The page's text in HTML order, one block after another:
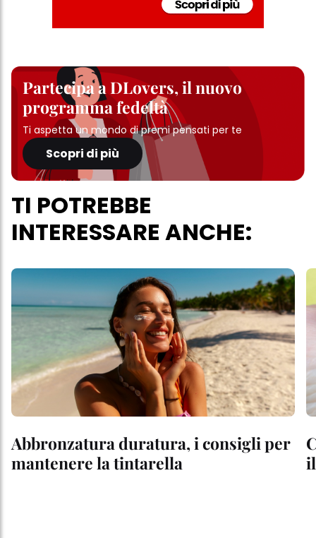
Partecipa a DLovers, il nuovo
programma fedeltà
Ti aspetta un mondo di premi pensati per te
Scopri di più
TI POTREBBE
INTERESSARE ANCHE:
Abbronzatura duratura, i consigli per
mantenere la tintarella